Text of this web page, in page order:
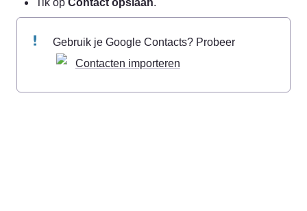
Tik op Contact opslaan.
Gebruik je Google Contacts? Probeer
Contacten importeren